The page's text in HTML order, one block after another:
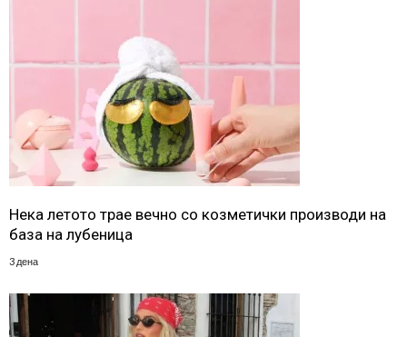
Нека летото трае вечно со козметички производи на
база на лубеница
3 дена